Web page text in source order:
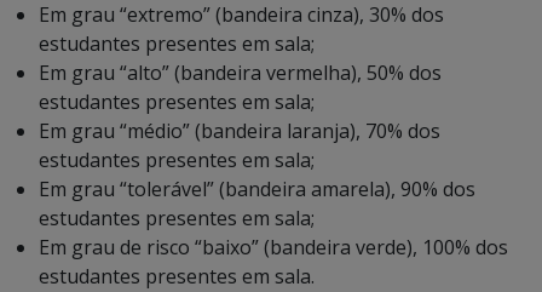
Em grau “extremo” (bandeira cinza), 30% dos
estudantes presentes em sala;
Em grau “alto” (bandeira vermelha), 50% dos
estudantes presentes em sala;
Em grau “médio” (bandeira laranja), 70% dos
estudantes presentes em sala;
Em grau “tolerável” (bandeira amarela), 90% dos
estudantes presentes em sala;
Em grau de risco “baixo” (bandeira verde), 100% dos
estudantes presentes em sala.